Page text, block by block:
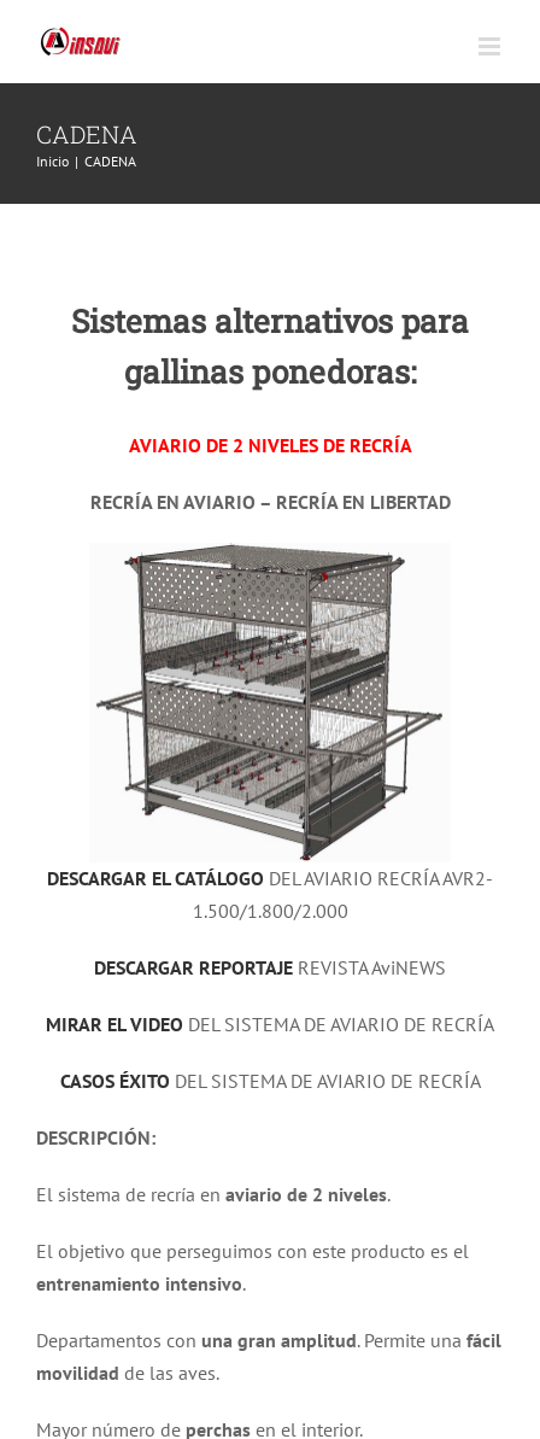
contenido
CADENA
Inicio | CADENA
Sistemas alternativos para
gallinas ponedoras:
AVIARIO DE 2 NIVELES DE RECRÍA
RECRÍA EN AVIARIO – RECRÍA EN LIBERTAD
DESCARGAR EL CATÁLOGO DEL AVIARIO RECRÍA AVR2-
1.500/1.800/2.000
DESCARGAR REPORTAJE REVISTA AviNEWS
MIRAR EL VIDEO DEL SISTEMA DE AVIARIO DE RECRÍA
CASOS ÉXITO DEL SISTEMA DE AVIARIO DE RECRÍA
DESCRIPCIÓN:
El sistema de recría en aviario de 2 niveles.
El objetivo que perseguimos con este producto es el
entrenamiento intensivo.
Departamentos con una gran amplitud. Permite una fácil
movilidad de las aves.
Mayor número de perchas en el interior.